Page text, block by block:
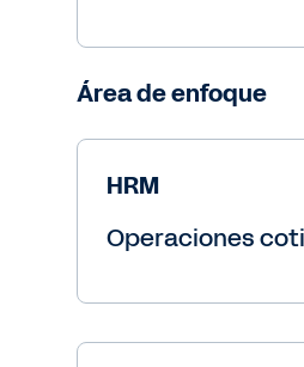
Área de enfoque
HRM
Operaciones